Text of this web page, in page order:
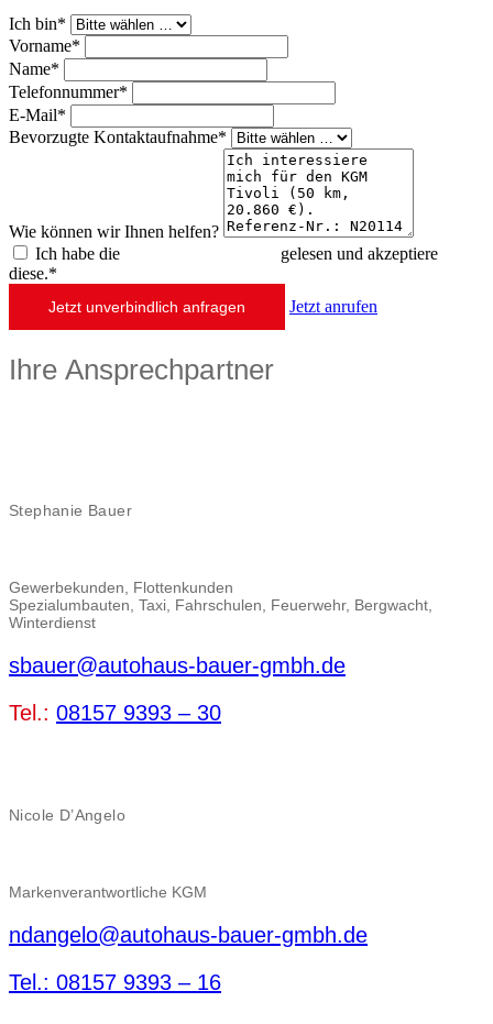
Ich bin*
Vorname*
Name*
Telefonnummer*
E-Mail*
Bevorzugte Kontaktaufnahme*
Wie können wir Ihnen helfen?
Ich habe die
gelesen und akzeptiere
diese.*
Jetzt unverbindlich anfragen Jetzt anrufen
Ihre Ansprechpartner
Stephanie Bauer
Gewerbekunden, Flottenkunden
Spezialumbauten, Taxi, Fahrschulen, Feuerwehr, Bergwacht,
Winterdienst
sbauer@autohaus-bauer-gmbh.de
Tel.: 08157 9393 – 30
Nicole D’Angelo
Markenverantwortliche KGM
ndangelo@autohaus-bauer-gmbh.de
Tel.: 08157 9393 – 16